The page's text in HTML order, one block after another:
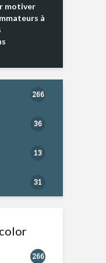
motiver
à
266
36
13
31
266